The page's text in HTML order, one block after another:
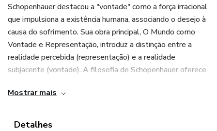
Schopenhauer destacou a "vontade" como a força irracional
que impulsiona a existência humana, associando o desejo à
causa do sofrimento. Sua obra principal, O Mundo como
Vontade e Representação, introduz a distinção entre a
realidade percebida (representação) e a realidade
subjacente (vontade). A filosofia de Schopenhauer oferece
desejos insaciáveis gera sofrimento contínuo. Ele propôs a
temporárias de escapar dessa condição. O texto também
Mostrar mais
Detalhes